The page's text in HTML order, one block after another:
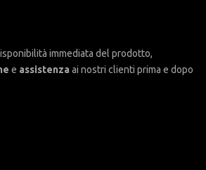
immediata del prodotto,
e assistenza ai nostri clienti prima e dopo